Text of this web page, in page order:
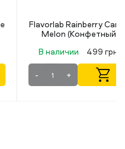
Flavorlab Rainberry Candy
Melon (Конфетный
В наличии 499 грн.